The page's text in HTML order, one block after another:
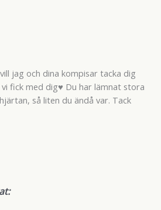
jag och dina kompisar tacka dig
fick med dig♥ Du har lämnat stora
så liten du ändå var. Tack